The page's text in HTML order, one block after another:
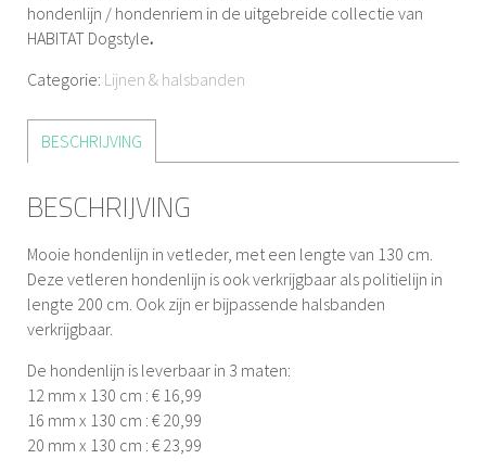
hondenlijn / hondenriem in de uitgebreide collectie van
HABITAT Dogstyle.
Categorie: Lijnen & halsbanden
BESCHRIJVING
BESCHRIJVING
Mooie hondenlijn in vetleder, met een lengte van 130 cm.
Deze vetleren hondenlijn is ook verkrijgbaar als politielijn in
lengte 200 cm. Ook zijn er bijpassende halsbanden
verkrijgbaar.
De hondenlijn is leverbaar in 3 maten:
12 mm x 130 cm : € 16,99
16 mm x 130 cm : € 20,99
20 mm x 130 cm : € 23,99